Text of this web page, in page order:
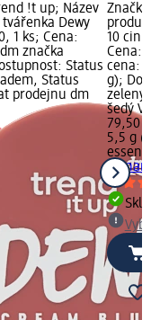
!t up; Název
Dewy
1 ks; Cena:
značka
Status
Status
prodejnu dm
Značka:
10
Cena:
cena:
g);
zelený
šedý
79,50 Kč
5,5 g
essence